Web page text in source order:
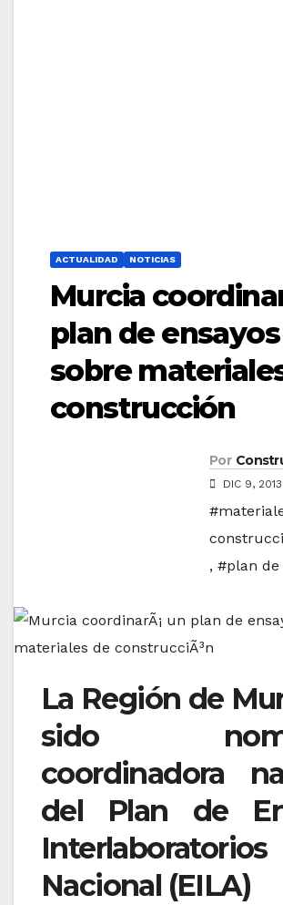
ACTUALIDAD NOTICIAS
Murcia
plan de ensayos
sobre
construcción
Por
DIC 9, 2013
, #plan de
La Región de
sido
coordinadora
del Plan de
Interlaboratorios
Nacional (EILA)